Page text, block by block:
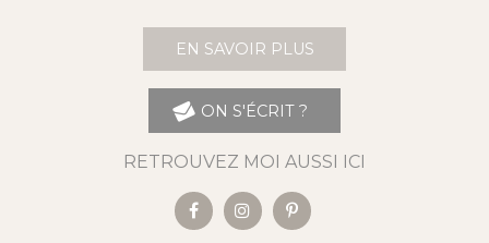
EN SAVOIR PLUS
ON S'ÉCRIT ?
RETROUVEZ MOI AUSSI ICI